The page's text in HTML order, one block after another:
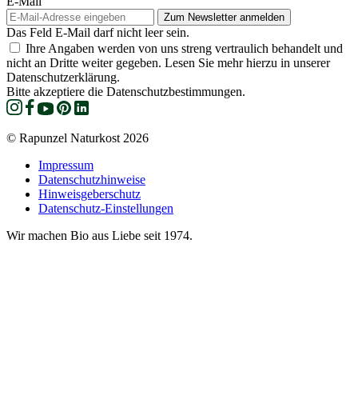
Das Feld E-Mail darf nicht leer sein.
Ihre Angaben werden von uns streng vertraulich behandelt und
nicht an Dritte weiter gegeben. Lesen Sie mehr hierzu in unserer
Datenschutzerklärung.
Bitte akzeptiere die Datenschutzbestimmungen.
© Rapunzel Naturkost 2026
Impressum
Datenschutzhinweise
Hinweisgeberschutz
Datenschutz-Einstellungen
Wir machen Bio aus Liebe seit 1974.